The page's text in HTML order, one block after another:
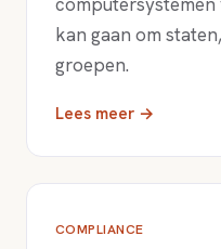
kan gaan om
groepen.
Lees meer →
COMPLIANCE